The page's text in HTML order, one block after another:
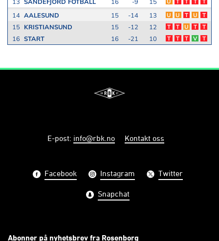
14 AALESUND 15 -14 13 U U T U T
15 KRISTIANSUND 15 -12 12 T T U T T
16 START 16 -21 10 T T T V T
E-post: info@rbk.no Kontakt oss
Facebook Instagram Twitter
Snapchat
Abonner på nyhetsbrev fra Rosenborg